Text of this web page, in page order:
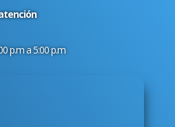
p.m a 5:00 p.m